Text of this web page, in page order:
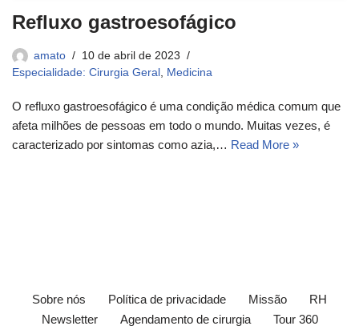
Refluxo gastroesofágico
amato
10 de abril de 2023
Especialidade: Cirurgia Geral
Medicina
O refluxo gastroesofágico é uma condição médica comum que
afeta milhões de pessoas em todo o mundo. Muitas vezes, é
caracterizado por sintomas como azia,… Read More »
Sobre nós Política de privacidade Missão
RH
Newsletter
Agendamento de cirurgia Tour 360